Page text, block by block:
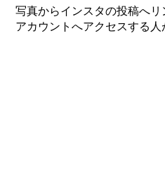
写真からインスタの投稿へ
アカウントへアクセスする人